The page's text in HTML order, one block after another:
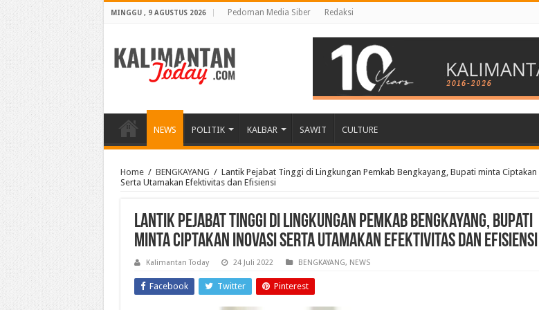
MINGGU , 9 AGUSTUS 2026 Pedoman Media Siber Redaksi
NEWS POLITIK KALBAR SAWIT CULTURE
Home / BENGKAYANG / Lantik Pejabat Tinggi di Lingkungan Pemkab Bengkayang, Bupati minta
Serta Utamakan Efektivitas dan Efisiensi
Lantik Pejabat Tinggi di Lingkungan Pemkab Bengkayang, Bupati
minta Ciptakan Inovasi Serta Utamakan Efektivitas dan Efisiensi
Kalimantan Today 24 Juli 2022 BENGKAYANG, NEWS
Facebook Twitter Pinterest